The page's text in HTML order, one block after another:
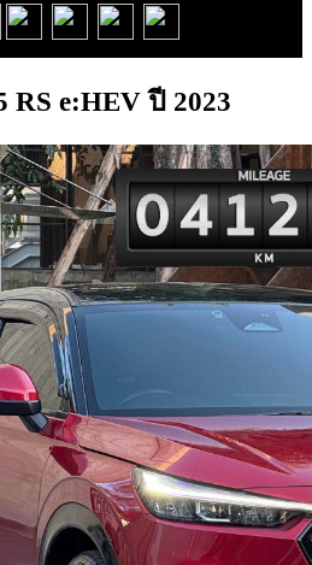
RS e:HEV ปี 2023